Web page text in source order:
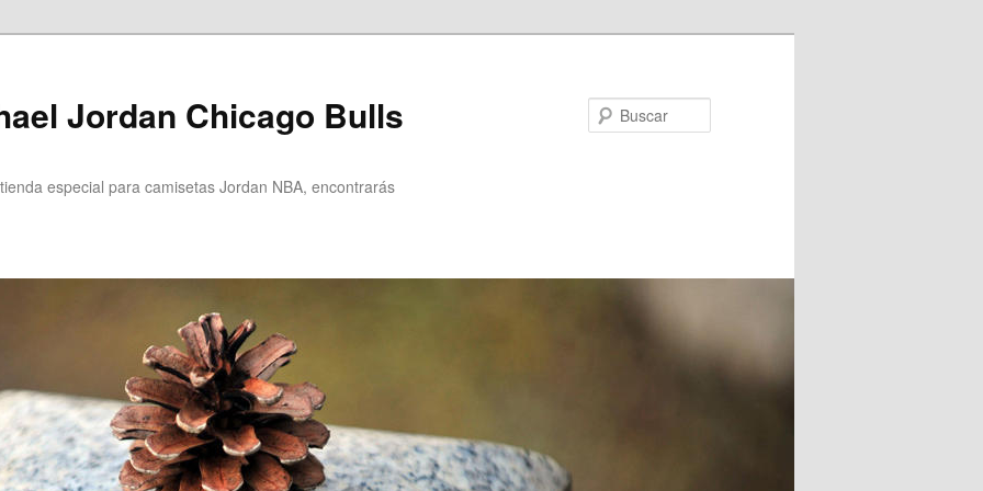
Jordan Chicago Bulls
especial para camisetas Jordan NBA, encontrarás